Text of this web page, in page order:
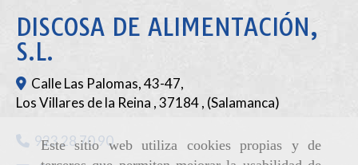
Este sitio web utiliza cookies propias y de
DISCOSA DE ALIMENTACIÓN,
S.L.
Calle Las Palomas, 43-47,
Los Villares de la Reina ,37184, (Salamanca)
923 28 70 90